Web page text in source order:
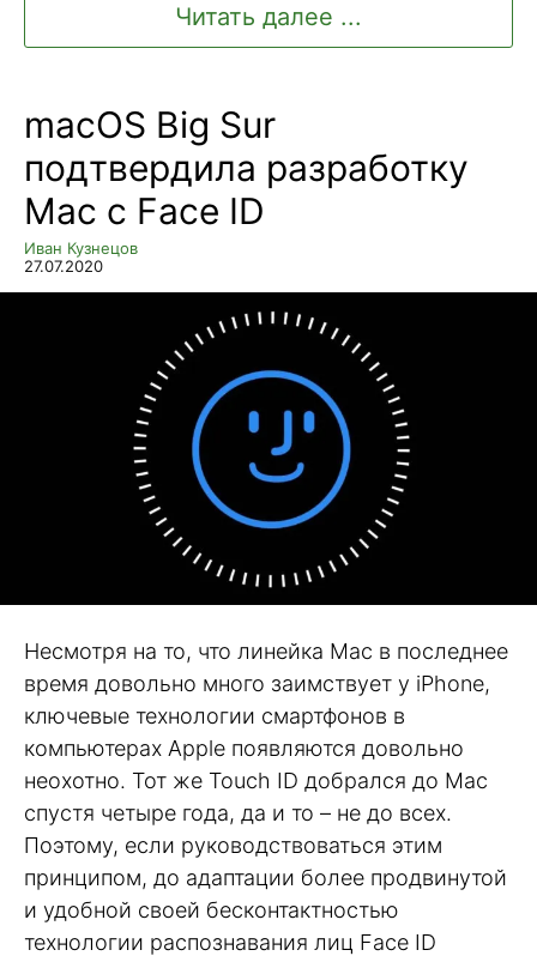
Читать далее ...
macOS Big Sur
подтвердила разработку
Mac с Face ID
Иван Кузнецов
27.07.2020
Несмотря на то, что линейка Mac в последнее
время довольно много заимствует у iPhone,
ключевые технологии смартфонов в
компьютерах Apple появляются довольно
неохотно. Тот же Touch ID добрался до Mac
спустя четыре года, да и то – не до всех.
Поэтому, если руководствоваться этим
принципом, до адаптации более продвинутой
и удобной своей бесконтактностью
технологии распознавания лиц Face ID